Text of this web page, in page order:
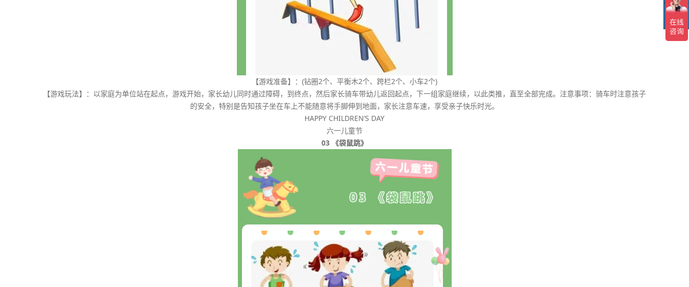
【游戏准备】：(钻圈2个、平衡木2个、跨栏2个、小车2个)
【游戏玩法】：以家庭为单位站在起点，游戏开始，家长幼儿同时通过障碍，到终点，然后家长骑车带幼儿返回起点，下一组家庭继续，以此类推，直至全部完成。注意事项：骑车时注意孩子
的安全，特别是告知孩子坐在车上不能随意将手脚伸到地面，家长注意车速，享受亲子快乐时光。
HAPPY CHILDREN’S DAY
六一儿童节
03 《袋鼠跳》
TOP